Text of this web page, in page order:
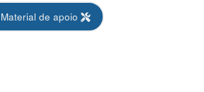
Material de apoio